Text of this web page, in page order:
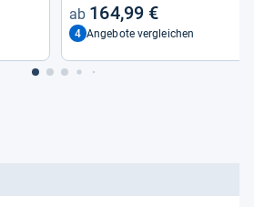
164,99 €
4 Angebote vergleichen